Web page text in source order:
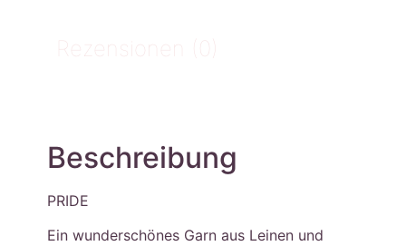
Rezensionen (0)
Beschreibung
PRIDE
Ein wunderschönes Garn aus Leinen und